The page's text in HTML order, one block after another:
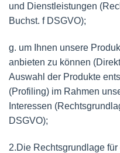
und Dienstleistungen
Buchst. f DSGVO);
g. um Ihnen unsere
anbieten zu können
Auswahl der Produkte
(Profiling) im Rahmen
Interessen
DSGVO);
2.Die Rechtsgrundlage